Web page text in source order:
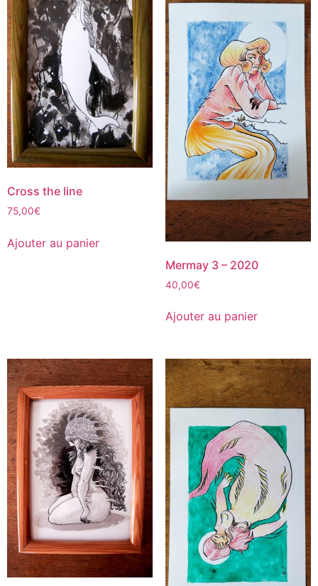
Cross the line
75,00€
Ajouter au panier
Mermay 3 – 2020
40,00€
Ajouter au panier